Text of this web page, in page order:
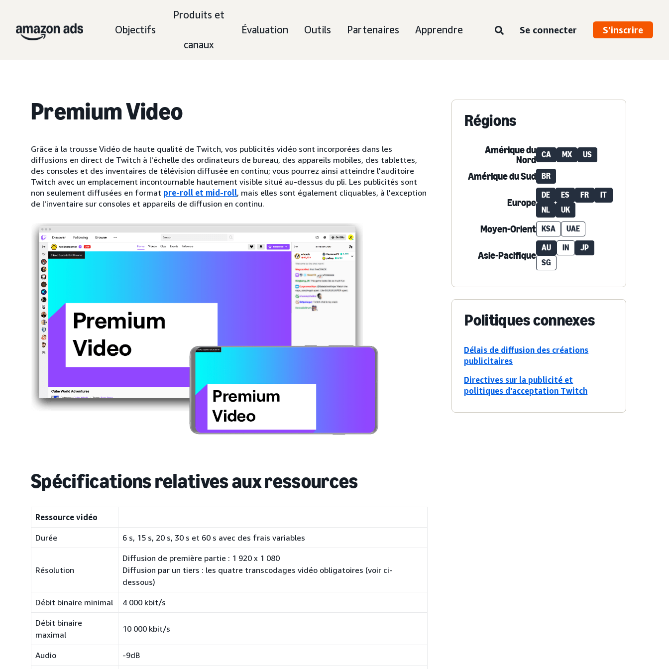
Objectifs
Produits et
canaux
Évaluation Outils Partenaires Apprendre Se connecter S’inscrire
Premium Video
Grâce à la trousse Vidéo de haute qualité de Twitch, vos publicités vidéo sont incorporées dans les
diffusions en direct de Twitch à l'échelle des ordinateurs de bureau, des appareils mobiles, des tablettes,
des consoles et des inventaires de télévision diffusée en continu; vous pourrez ainsi atteindre l'auditoire
Twitch avec un emplacement incontournable hautement visible situé au-dessus du pli. Les publicités sont
non seulement diffusées en format pre-roll et mid-roll, mais elles sont également cliquables, à l'exception
de l'inventaire sur consoles et appareils de diffusion en continu.
Spécifications relatives aux ressources
Ressource vidéo
Durée 6 s, 15 s, 20 s, 30 s et 60 s avec des frais variables
Résolution
Diffusion de première partie : 1 920 x 1 080
Diffusion par un tiers : les quatre transcodages vidéo obligatoires (voir ci-
dessous)
Débit binaire minimal 4 000 kbit/s
Débit binaire
maximal
10 000 kbit/s
Audio -9dB
Régions
Amérique du
Nord CA MX US
Amérique du Sud BR
Europe
DE ES FR
IT
NL
UK
Moyen-Orient KSA UAE
Asie-Pacifique
AU IN
JP
SG
Politiques connexes
Délais de diffusion des créations
publicitaires
Directives sur la publicité et
politiques d'acceptation Twitch